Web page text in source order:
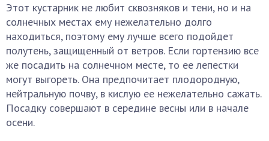
Этот кустарник не любит сквозняков и тени, но и на
солнечных местах ему нежелательно долго
находиться, поэтому ему лучше всего подойдет
полутень, защищенный от ветров. Если гортензию все
же посадить на солнечном месте, то ее лепестки
могут выгореть. Она предпочитает плодородную,
нейтральную почву, в кислую ее нежелательно сажать.
Посадку совершают в середине весны или в начале
осени.